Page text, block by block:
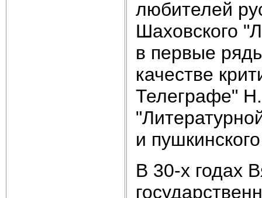
любителей
Шаховского
в первые
качестве
Телеграфе"
и
В 30-х годах